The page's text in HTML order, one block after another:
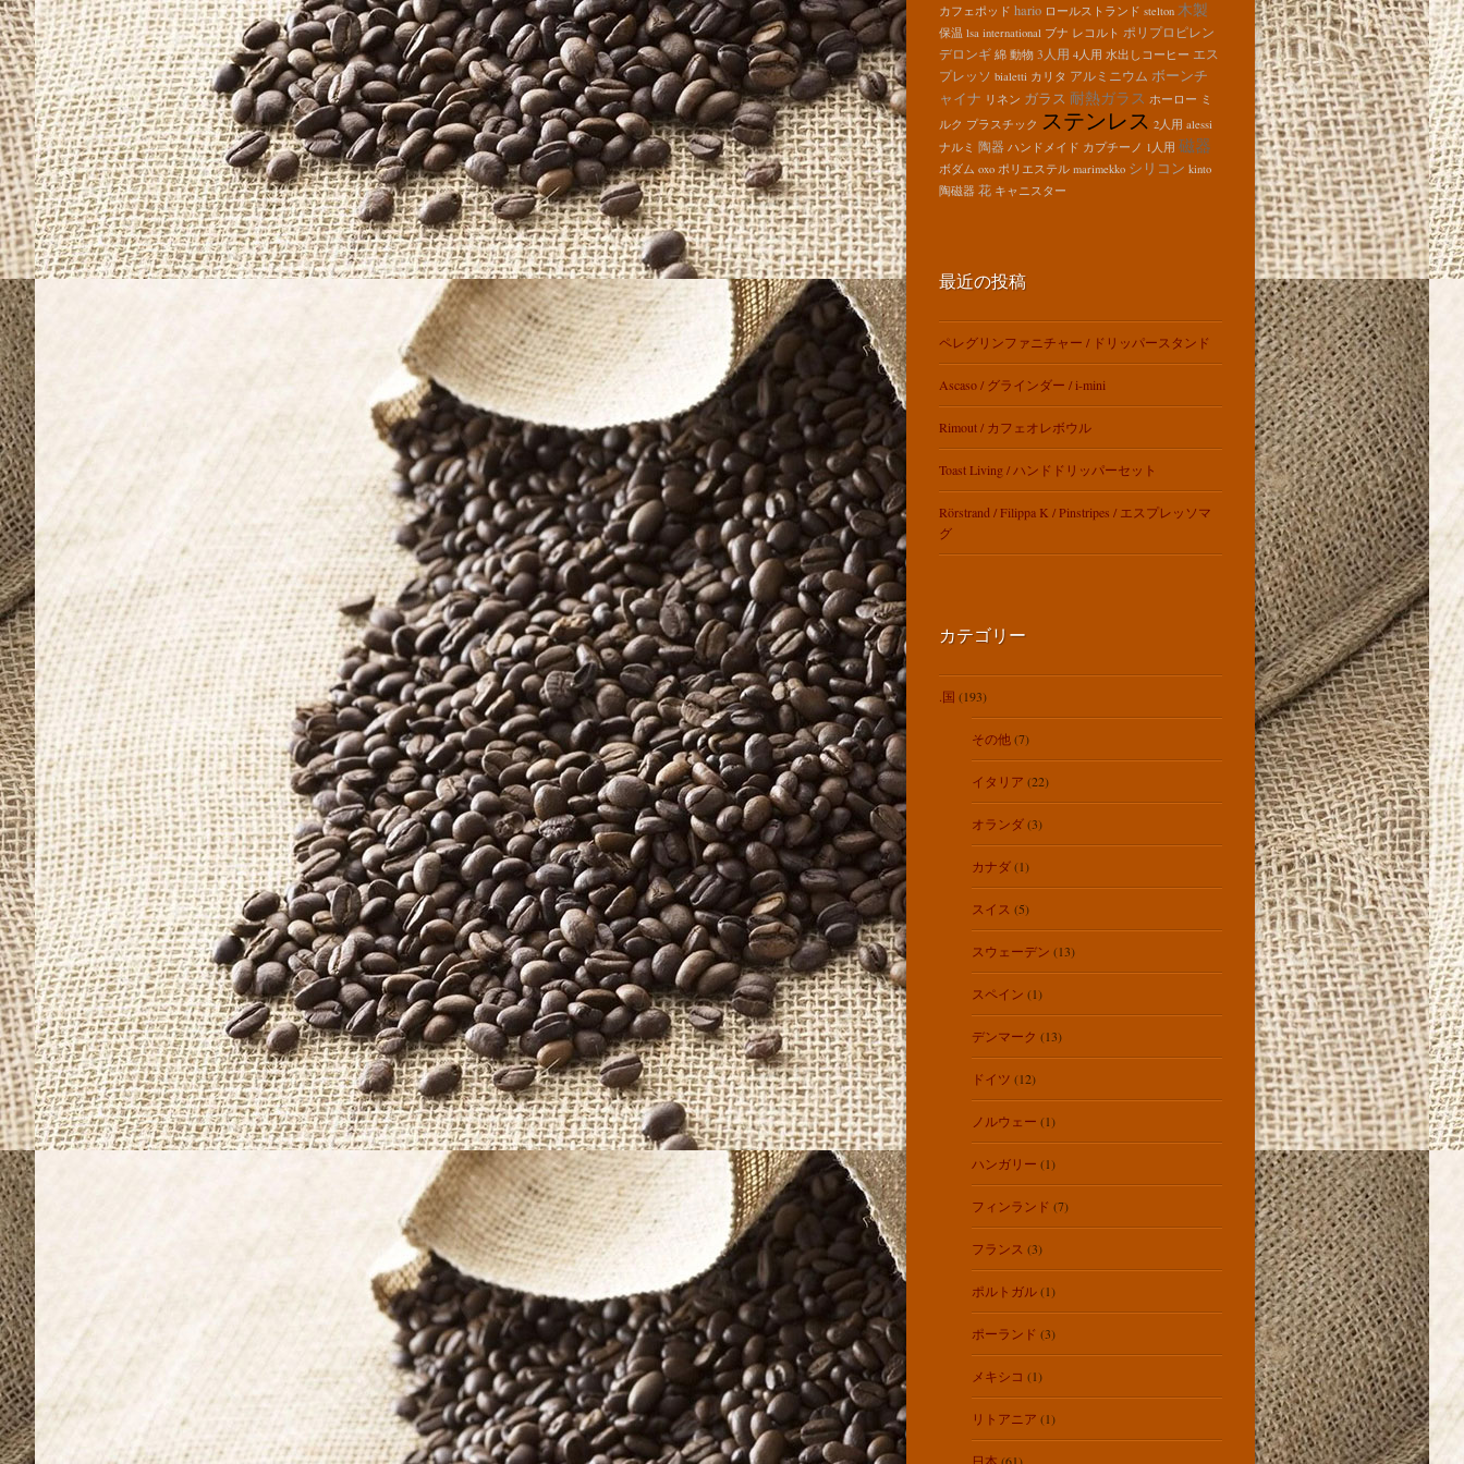
カフェポッド hario ロールストランド stelton 木製
保温 lsa international ブナ レコルト ポリプロピレン
デロンギ 綿 動物 3人用 4人用 水出しコーヒー エス
プレッソ bialetti カリタ アルミニウム ボーンチ
ャイナ リネン ガラス 耐熱ガラス ホーロー ミ
ルク プラスチック ステンレス 2人用 alessi
ナルミ 陶器 ハンドメイド カプチーノ 1人用 磁器
ボダム oxo ポリエステル marimekko シリコン kinto
陶磁器 花 キャニスター
最近の投稿
ペレグリンファニチャー / ドリッパースタンド
Ascaso / グラインダー / i-mini
Rimout / カフェオレボウル
Toast Living / ハンドドリッパーセット
Rörstrand / Filippa K / Pinstripes / エスプレッソマ
グ
カテゴリー
.国 (193)
その他(7)
イタリア (22)
オランダ(3)
カナダ(1)
スイス (5)
スウェーデン (13)
スペイン (1)
デンマーク (13)
ドイツ (12)
ノルウェー (1)
ハンガリー (1)
フィンランド (7)
フランス (3)
ポルトガル(1)
ポーランド (3)
メキシコ (1)
リトアニア (1)